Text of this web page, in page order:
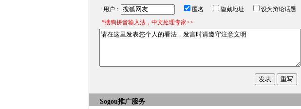
用户： 匿名 隐藏地址
设为辩论话题
*搜狗拼音输入法，中文处理专家>>
Sogou推广服务